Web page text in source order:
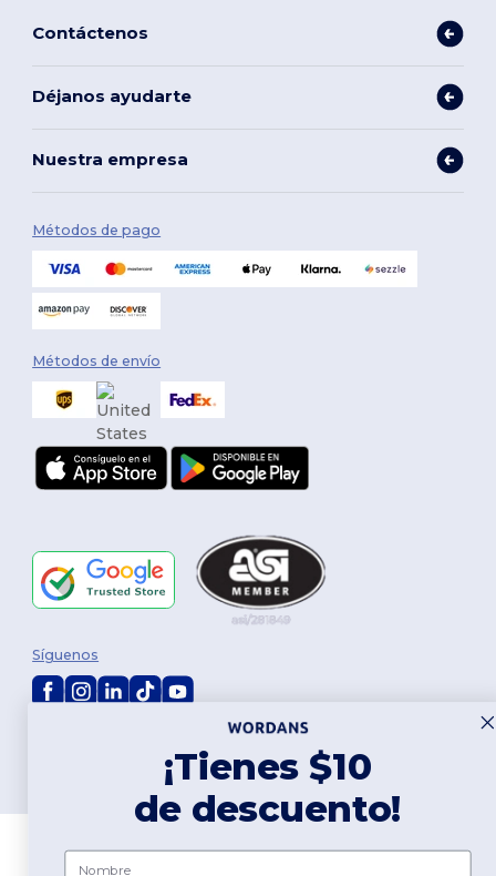
Contáctenos
Déjanos ayudarte
Nuestra empresa
Métodos de pago
Métodos de envío
Términos y Condiciones| Política de personalización|Política de
Política de Cookies| Mapa del sitio
Síguenos
¡Tienes $10
de descuento!
Nombre